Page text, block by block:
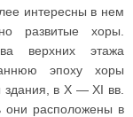
интересны в нем
развитые хоры.
верхних этажа
эпоху хоры
в X — XI вв.
они расположены в